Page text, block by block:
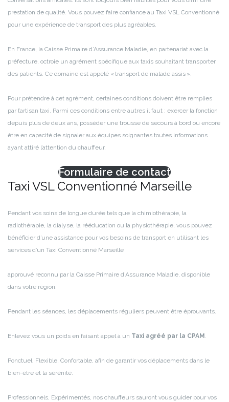
prestation de qualité. Vous pouvez faire confiance au Taxi VSL Conventionné
pour une expérience de transport des plus agréables.
En France, la Caisse Primaire d’Assurance Maladie, en partenariat avec la
préfecture, octroie un agrément spécifique aux taxis souhaitant transporter
des patients. Ce domaine est appelé « transport de malade assis ».
Pour prétendre à cet agrément, certaines conditions doivent être remplies
par l’artisan taxi. Parmi ces conditions entre autres il faut : exercer la fonction
depuis plus de deux ans, posséder une trousse de secours à bord ou encore
être en capacité de signaler aux équipes soignantes toutes informations
ayant attiré l’attention du chauffeur.
Formulaire de contact
Taxi VSL Conventionné Marseille
Pendant vos soins de longue durée tels que la chimiothérapie, la
radiothérapie, la dialyse, la rééducation ou la physiothérapie, vous pouvez
bénéficier d’une assistance pour vos besoins de transport en utilisant les
services d’un Taxi Conventionné Marseille
approuvé reconnu par la Caisse Primaire d’Assurance Maladie, disponible
dans votre région.
Pendant les séances, les déplacements réguliers peuvent être éprouvants.
Enlevez vous un poids en faisant appel à un Taxi agréé par la CPAM .
Ponctuel, Flexible, Confortable, afin de garantir vos déplacements dans le
bien-être et la sérénité.
Professionnels, Expérimentés, nos chauffeurs sauront vous guider pour vos